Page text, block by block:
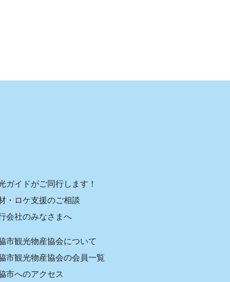
ガイドがご同行します！
・ロケ支援のご相談
会社のみなさまへ
市観光物産協会について
市観光物産協会の会員一覧
市へのアクセス